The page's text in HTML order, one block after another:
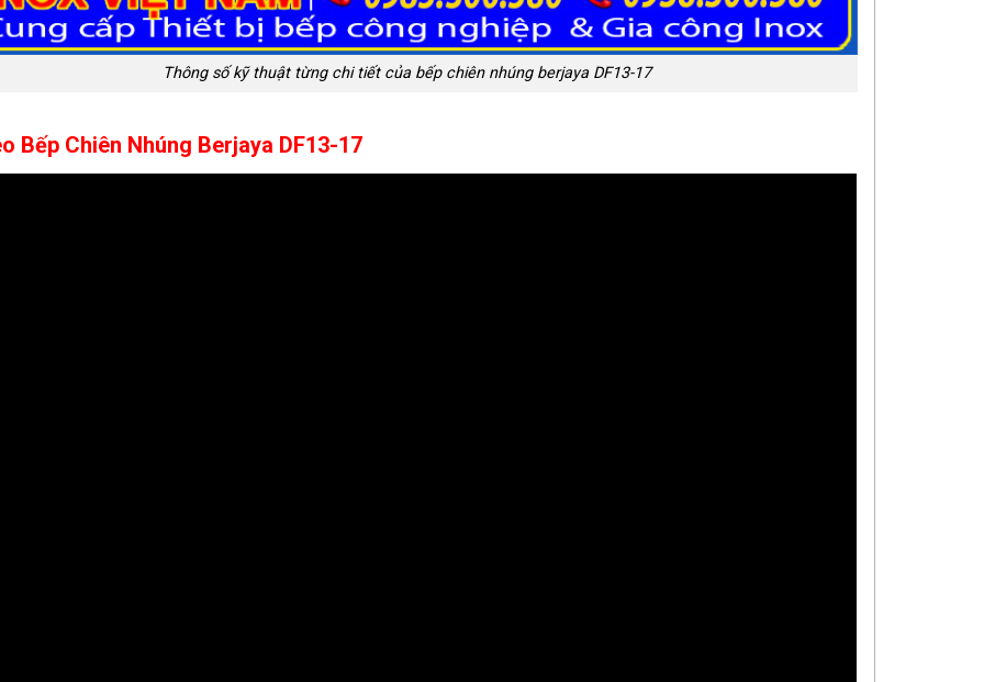
Thông số kỹ thuật từng chi tiết của bếp chiên nhúng berjaya DF13-17
Bếp Chiên Nhúng Berjaya DF13-17